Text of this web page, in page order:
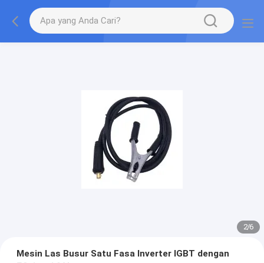
2/6
Mesin Las Busur Satu Fasa Inverter IGBT dengan